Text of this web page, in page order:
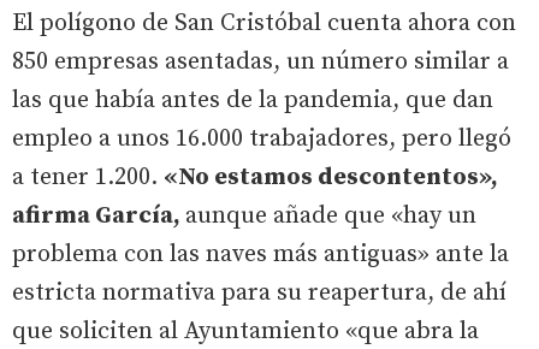
El polígono de San Cristóbal cuenta ahora con
850 empresas asentadas, un número similar a
las que había antes de la pandemia, que dan
empleo a unos 16.000 trabajadores, pero llegó
a tener 1.200. «No estamos descontentos»,
afirma García, aunque añade que «hay un
problema con las naves más antiguas» ante la
estricta normativa para su reapertura, de ahí
que soliciten al Ayuntamiento «que abra la